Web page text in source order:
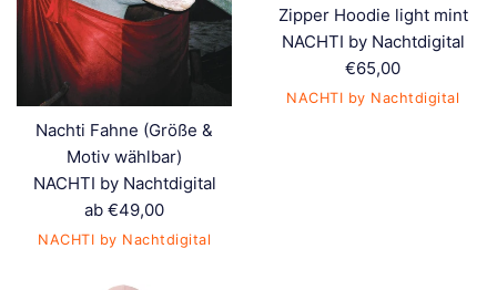
Nachti Fahne (Größe &
Motiv wählbar)
NACHTI by Nachtdigital
ab €49,00
NACHTI by Nachtdigital
Zipper Hoodie light mint
NACHTI by Nachtdigital
Normaler
Preis
€65,00
NACHTI by Nachtdigital